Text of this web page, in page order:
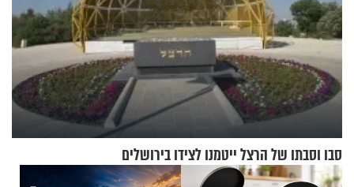
סבו וסבתו של הרצל ייטמנו לצידו בירושלים